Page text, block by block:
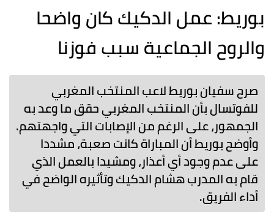
بوريط: عمل الدكيك كان واضحا
والروح الجماعية سبب فوزنا
صرح سفيان بوريط لاعب المنتخب المغربي
للفوتسال بأن المنتخب المغربي حقق ما وعد به
الجمهور، على الرغم من الإصابات التي واجهتهم.
وأوضح بوريط أن المباراة كانت صعبة، مشددا
على عدم وجود أي أعذار، ومشيدا بالعمل الذي
قام به المدرب هشام الدكيك وتأثيره الواضح في
أداء الفريق.